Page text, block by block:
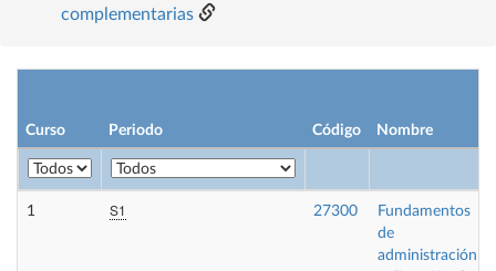
complementarias
Curso Periodo Código Nombre
1 S1 27300
Fundamentos
de
administración